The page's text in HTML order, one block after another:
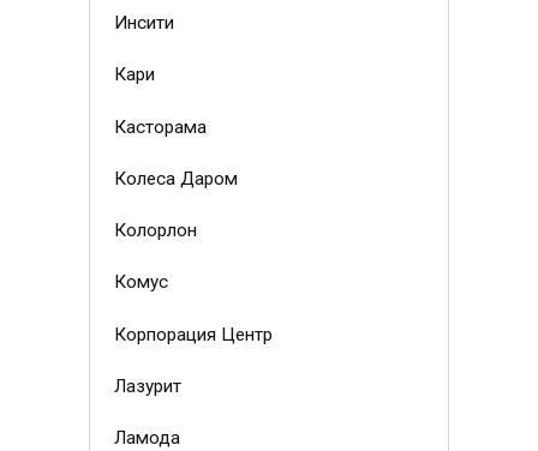
Инсити
Кари
Касторама
Колеса Даром
Колорлон
Комус
Корпорация Центр
Лазурит
Ламода